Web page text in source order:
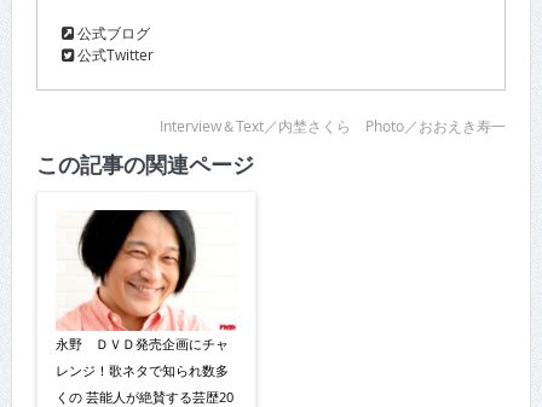
公式ブログ
公式Twitter
Interview＆Text／内埜さくら Photo／おおえき寿一
この記事の関連ページ
永野 ＤＶＤ発売企画にチャ
レンジ！歌ネタで知られ数多
くの 芸能人が絶賛する芸歴20